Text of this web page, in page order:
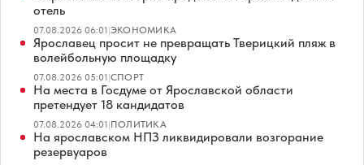
отель
07.08.2026 06:01|ЭКОНОМИКА
Ярославец просит не превращать Тверицкий пляж в
волейбольную площадку
07.08.2026 05:01|СПОРТ
На места в Госдуме от Ярославской области
претендует 18 кандидатов
07.08.2026 04:01|ПОЛИТИКА
На ярославском НПЗ ликвидировали возгорание
резервуаров